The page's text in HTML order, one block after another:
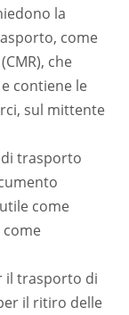
la
come
che
contiene le
sul mittente
di trasporto
come
il trasporto di
il ritiro delle